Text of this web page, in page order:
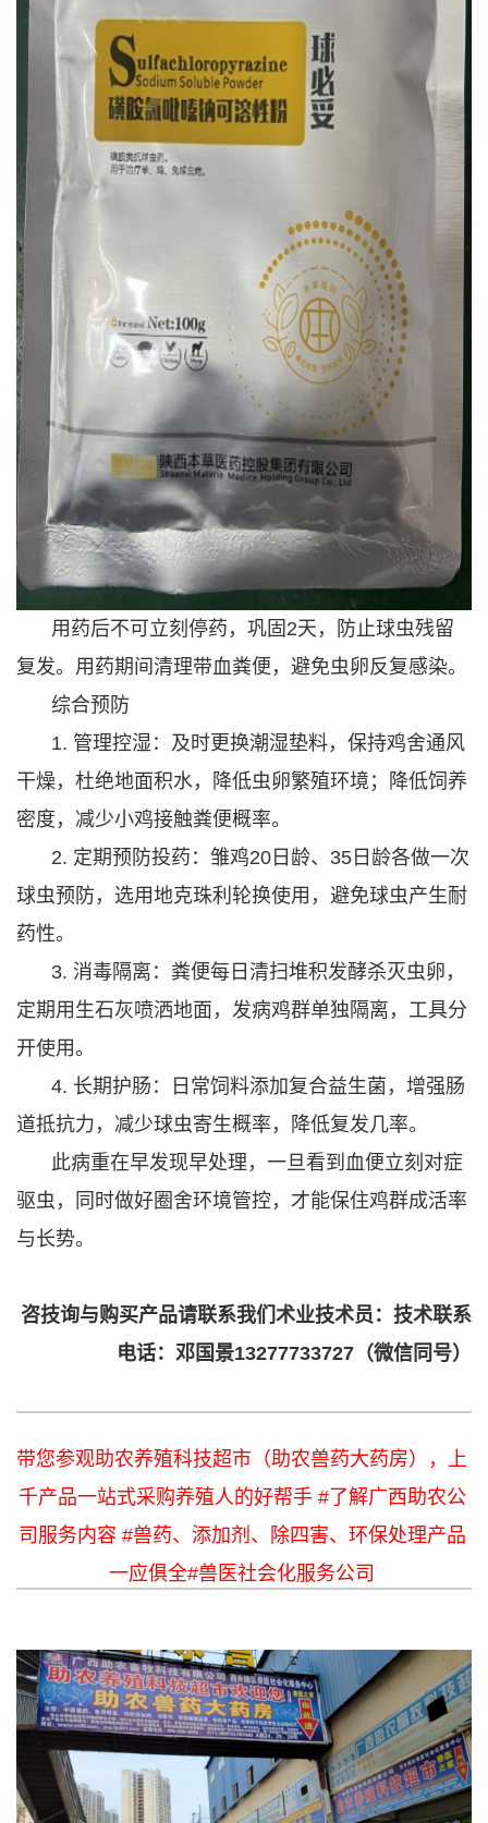
用药后不可立刻停药，巩固2天，防止球虫残留
复发。用药期间清理带血粪便，避免虫卵反复感染。
综合预防
1. 管理控湿：及时更换潮湿垫料，保持鸡舍通风
干燥，杜绝地面积水，降低虫卵繁殖环境；降低饲养
密度，减少小鸡接触粪便概率。
2. 定期预防投药：雏鸡20日龄、35日龄各做一次
球虫预防，选用地克珠利轮换使用，避免球虫产生耐
药性。
3. 消毒隔离：粪便每日清扫堆积发酵杀灭虫卵，
定期用生石灰喷洒地面，发病鸡群单独隔离，工具分
开使用。
4. 长期护肠：日常饲料添加复合益生菌，增强肠
道抵抗力，减少球虫寄生概率，降低复发几率。
此病重在早发现早处理，一旦看到血便立刻对症
驱虫，同时做好圈舍环境管控，才能保住鸡群成活率
与长势。
咨技询与购买产品请联系我们术业技术员：技术联系
电话：邓国景13277733727（微信同号）
带您参观助农养殖科技超市（助农兽药大药房），上
千产品一站式采购养殖人的好帮手 #了解广西助农公
司服务内容 #兽药、添加剂、除四害、环保处理产品
一应俱全#兽医社会化服务公司